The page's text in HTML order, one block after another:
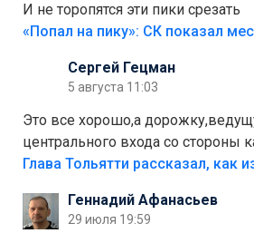
И не торопятся эти пики срезать
Сергей Гецман
5 августа 11:03
Это все хорошо,а
центрального входа со стороны
аттракционам слабо
лежала в парке и испортилась.Да
украли.
Геннадий Афанасьев
29 июля 19:59